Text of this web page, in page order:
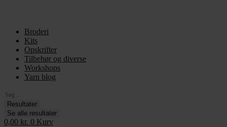
Broderi
Kits
Opskrifter
Tilbehør og diverse
Workshops
Yarn blog
Search
...Resultater
Se alle resultater
0,00 kr. 0 Kurv